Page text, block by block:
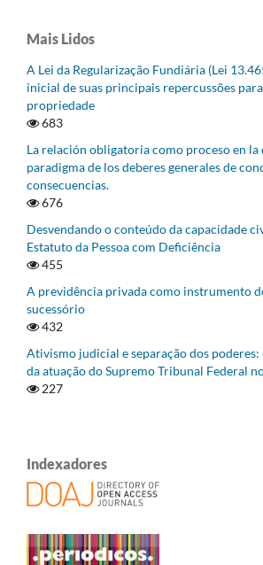
Mais Lidos
A Lei da Regularização Fundiária (Lei
inicial de suas principais repercussões
propriedade
683
La relación obligatoria como proceso en
paradigma de los deberes generales de
consecuencias.
676
Desvendando o conteúdo da capacidade
Estatuto da Pessoa com Deficiência
455
A previdência privada como instrumento
sucessório
432
Ativismo judicial e separação dos
da atuação do Supremo Tribunal Federal
227
Indexadores